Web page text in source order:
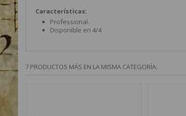
Características:
Professional.
Disponible en 4/4
7 PRODUCTOS MÁS EN LA MISMA CATEGORÍA: